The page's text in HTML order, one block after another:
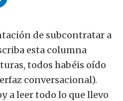
de subcontratar a
esta columna
todos habéis oído
conversacional).
a leer todo lo que llevo